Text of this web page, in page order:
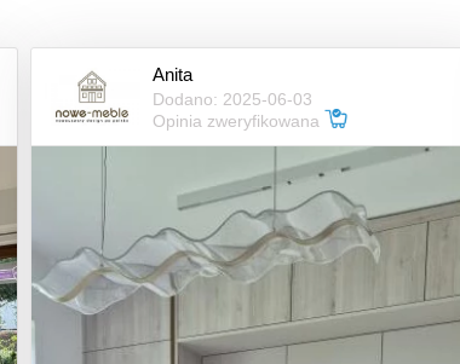
Anita
Dodano: 2025-06-03
Opinia zweryfikowana